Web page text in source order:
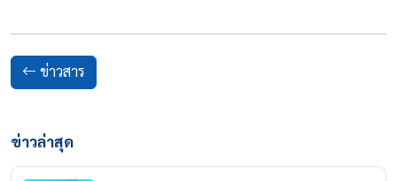
ข่าวสาร
ข่าวล่าสุด